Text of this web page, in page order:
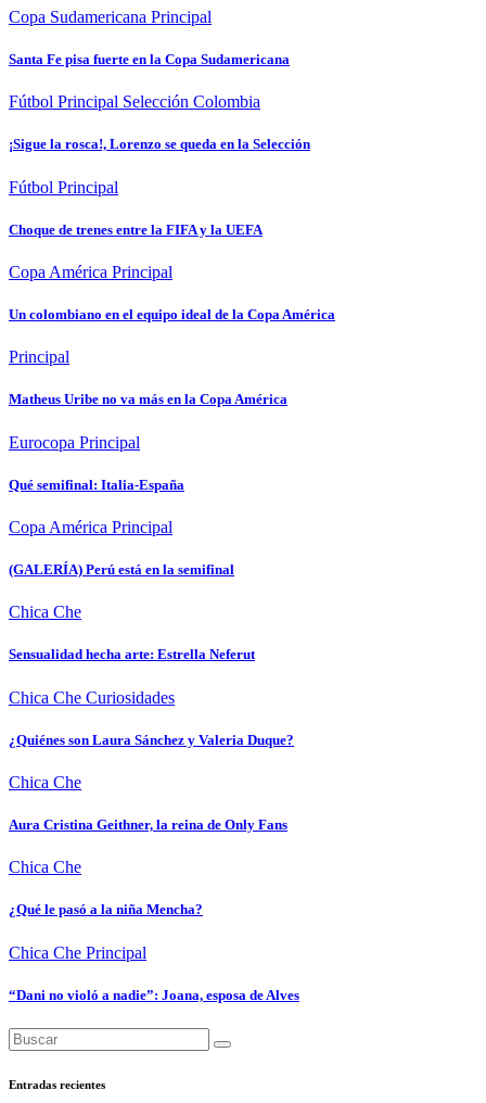
Copa Sudamericana Principal
Santa Fe pisa fuerte en la Copa Sudamericana
Fútbol Principal Selección Colombia
¡Sigue la rosca!, Lorenzo se queda en la Selección
Fútbol Principal
Choque de trenes entre la FIFA y la UEFA
Copa América Principal
Un colombiano en el equipo ideal de la Copa América
Principal
Matheus Uribe no va más en la Copa América
Eurocopa Principal
Qué semifinal: Italia-España
Copa América Principal
(GALERÍA) Perú está en la semifinal
Chica Che
Sensualidad hecha arte: Estrella Neferut
Chica Che Curiosidades
¿Quiénes son Laura Sánchez y Valeria Duque?
Chica Che
Aura Cristina Geithner, la reina de Only Fans
Chica Che
¿Qué le pasó a la niña Mencha?
Chica Che Principal
“Dani no violó a nadie”: Joana, esposa de Alves
Entradas recientes